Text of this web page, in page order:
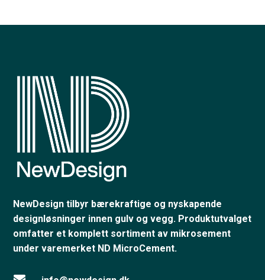
NewDesign tilbyr bærekraftige og nyskapende
designløsninger innen gulv og vegg. Produktutvalget
omfatter et komplett sortiment av mikrosement
under varemerket ND MicroCement.